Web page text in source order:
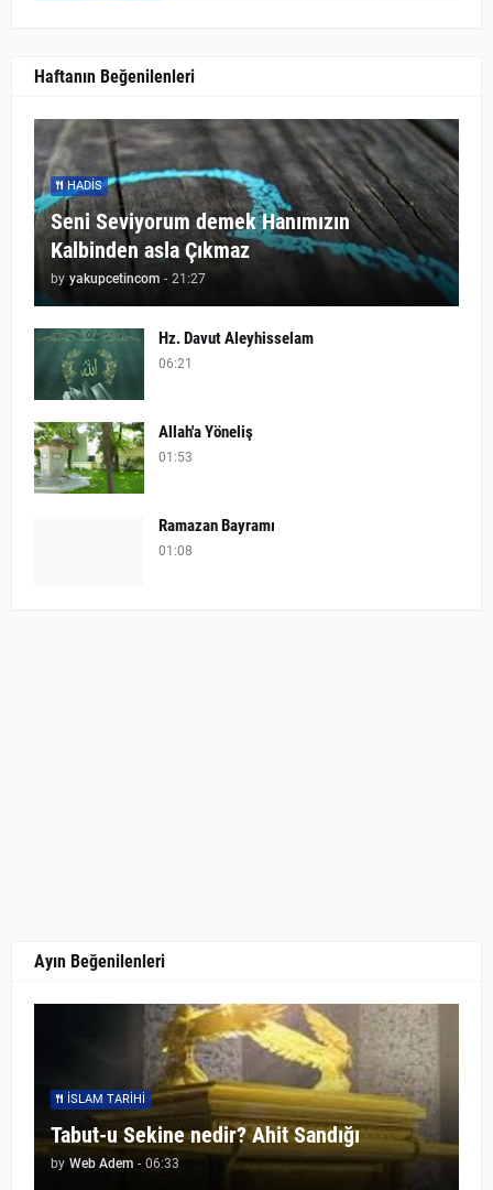
Haftanın Beğenilenleri
HADIS
Seni Seviyorum demek Hanımızın
Kalbinden asla Çıkmaz
by yakupcetincom - 21:27
Hz. Davut Aleyhisselam
06:21
Allah'a Yöneliş
01:53
Ramazan Bayramı
01:08
Ayın Beğenilenleri
İSLAM TARIHI
Tabut-u Sekine nedir? Ahit Sandığı
by Web Adem - 06:33